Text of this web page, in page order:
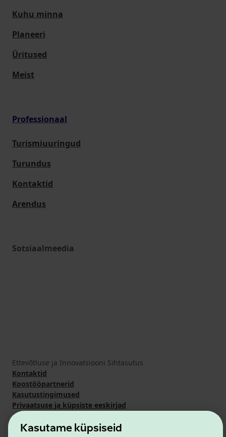
Kasutame küpsiseid
Kuhu minna
Planeeri
Üritused
Meist
Professionaal
Turismiuuringud
Turundus
Kontaktid
Arendus
Sotsiaalmeedia
Ettevõtluse ja Innovatsiooni Sihtasutus
Kontaktid
Koostööpartnerid
Kasutustingimused
Privaatsuse ja küpsiste eeskirjad